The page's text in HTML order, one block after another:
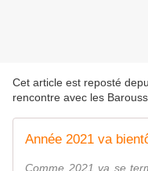
Cet article est reposté
rencontre avec les
Année 2021 va
Comme 2021 va se